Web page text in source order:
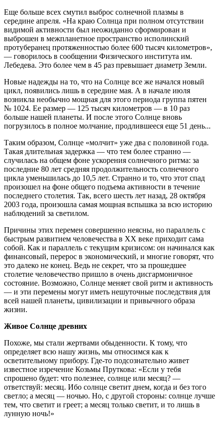
Еще больше всех смутил выброс солнечной плазмы в
середине апреля. «На краю Солнца при полном отсутствии
видимой активности был неожиданно сформирован и
выброшен в межпланетное пространство исполинский
протуберанец протяженностью более 600 тысяч километров»,
— говорилось в сообщении Физического института им.
Лебедева. Это более чем в 45 раз превышает диаметр Земли.
Новые надежды на то, что на Солнце все же начался новый
цикл, появились лишь в середине мая. А в начале июля
возникла необычно мощная для этого периода группа пятен
№ 1024. Ее размер — 125 тысяч километров — в 10 раз
больше нашей планеты. И после этого Солнце вновь
погрузилось в полное молчание, продлившееся еще 51 день...
Таким образом, Солнце «молчит» уже два с половиной года.
Такая длительная задержка — что тем более странно —
случилась на общем фоне ускорения солнечного ритма: за
последние 80 лет средняя продолжительность солнечного
цикла уменьшилась до 10,5 лет. Странно и то, что этот спад
произошел на фоне общего подъема активности в течение
последнего столетия. Так, всего шесть лет назад, 28 октября
2003 года, произошла самая мощная вспышка за всю историю
наблюдений за светилом.
Причины этих перемен совершенно неясны, но параллель с
быстрым развитием человечества в XX веке приходит сама
собой. Как и параллель с текущим кризисом: он начинался как
финансовый, перерос в экономический, и многие говорят, что
это далеко не конец. Ведь не секрет, что за прошедшее
столетие человечество пришло в очень дисгармоничное
состояние. Возможно, Солнце меняет свой ритм и активность
— и эти перемены могут иметь нешуточные последствия для
всей нашей планеты, цивилизации и привычного образа
жизни.
Живое Солнце древних
Похоже, мы стали жертвами обыденности. К тому, что
определяет всю нашу жизнь, мы относимся как к
осветительному прибору. Где-то подсознательно живет
известное изречение Козьмы Пруткова: «Если у тебя
спрошено будет: что полезнее, солнце или месяц? —
ответствуй: месяц. Ибо солнце светит днем, когда и без того
светло; а месяц — ночью. Но, с другой стороны: солнце лучше
тем, что светит и греет; а месяц только светит, и то лишь в
лунную ночь!»